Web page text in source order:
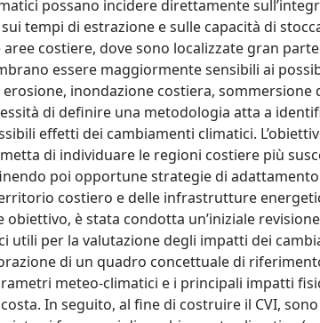
possano incidere direttamente
tempi di estrazione e sulle capacità di
costiere, dove sono localizzate gran
essere maggiormente sensibili ai
inondazione costiera,
di definire una metodologia atta a
effetti dei cambiamenti climatici.
di individuare le regioni costiere più
poi opportune strategie di
costiero e delle infrastrutture
obiettivo, è stata condotta un’iniziale
utili per la valutazione degli impatti dei
di un quadro concettuale di
meteo-climatici e i principali impatti
In seguito, al fine di costruire il CVI,